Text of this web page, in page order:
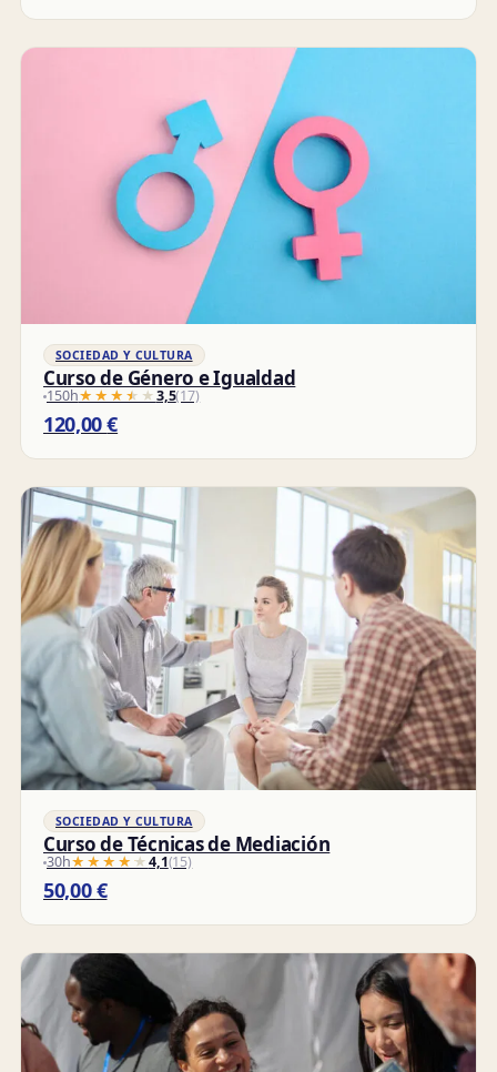
SOCIEDAD Y CULTURA
Curso de Género e Igualdad
150h★★★★★
★★★★★3,5(17)
120,00€
SOCIEDAD Y CULTURA
Curso de Técnicas de Mediación
30h★★★★★
★★★★★4,1(15)
50,00€